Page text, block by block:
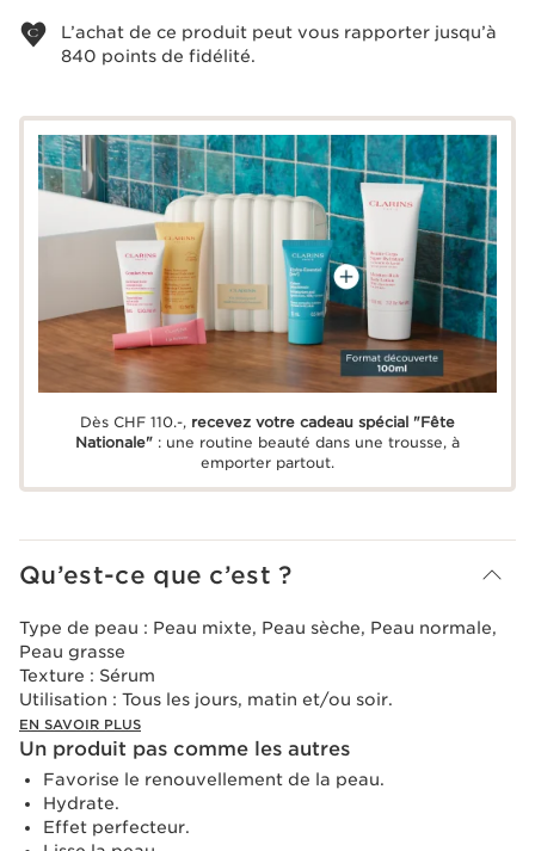
L’achat de ce produit peut vous rapporter jusqu’à
840 points de fidélité.
Dès CHF 110.-, recevez votre cadeau spécial "Fête
Nationale": une routine beauté dans une trousse, à
emporter partout.
Qu’est-ce que c’est ?
Type de peau : Peau mixte, Peau sèche, Peau normale,
Peau grasse
Texture : Sérum
Utilisation : Tous les jours, matin et/ou soir.
EN SAVOIR PLUS
Un produit pas comme les autres
Favorise le renouvellement de la peau.
Hydrate.
Effet perfecteur.